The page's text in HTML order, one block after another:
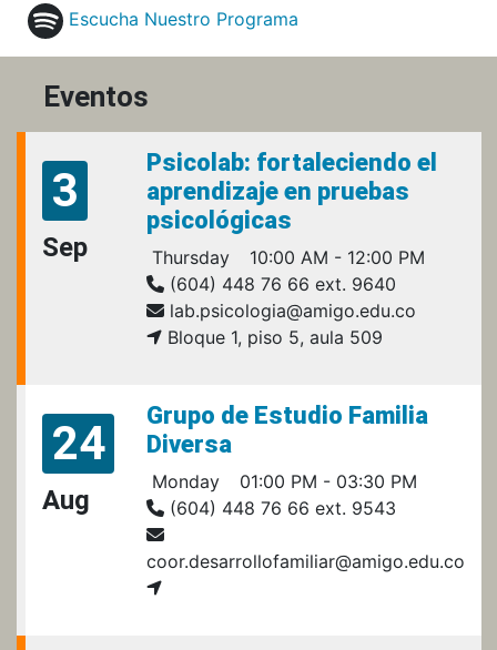
Escucha Nuestro Programa
Eventos
3
Sep
Psicolab: fortaleciendo el
aprendizaje en pruebas
psicológicas
Thursday
10:00 AM - 12:00 PM
(604) 448 76 66 ext. 9640
lab.psicologia@amigo.edu.co
Bloque 1, piso 5, aula 509
24
Aug
Grupo de Estudio Familia
Diversa
Monday
01:00 PM - 03:30 PM
(604) 448 76 66 ext. 9543
coor.desarrollofamiliar@amigo.edu.co